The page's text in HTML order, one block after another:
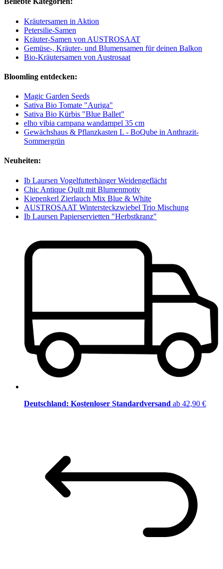
Kräutersamen in Aktion
Petersilie-Samen
Kräuter-Samen von AUSTROSAAT
Gemüse-, Kräuter- und Blumensamen für deinen Balkon
Bio-Kräutersamen von Austrosaat
Bloomling entdecken:
Magic Garden Seeds
Sativa Bio Tomate "Auriga"
Sativa Bio Kürbis "Blue Ballet"
elho vibia campana wandampel 35 cm
Gewächshaus & Pflanzkasten L - BoQube in Anthrazit-
Sommergrün
Neuheiten:
Ib Laursen Vogelfutterhänger Weidengeflächt
Chic Antique Quilt mit Blumenmotiv
Kiepenkerl Zierlauch Mix Blue & White
AUSTROSAAT Wintersteckzwiebel Trio Mischung
Ib Laursen Papierservietten "Herbstkranz"
Deutschland: Kostenloser Standardversand ab 42,90 €